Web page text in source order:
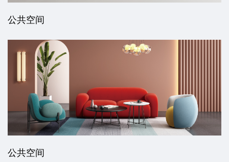
公共空间
公共空间